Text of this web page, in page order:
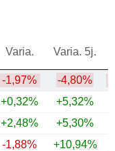
Varia. Varia. 5j.
-1,97% -4,80%
+0,32% +5,32%
+2,48% +5,30%
-1,88% +10,94%